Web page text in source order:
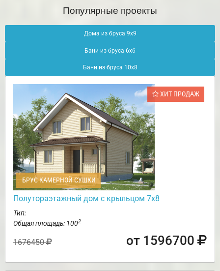
Популярные проекты
Дома из бруса 9х9
Бани из бруса 6х6
Бани из бруса 10х8
ХИТ ПРОДАЖ
БРУС КАМЕРНОЙ СУШКИ
Полутораэтажный дом с крыльцом 7х8
Тип:
Общая площадь: 1002
1676450 от 1596700